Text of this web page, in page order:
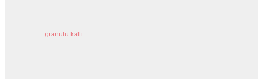
granulu katli